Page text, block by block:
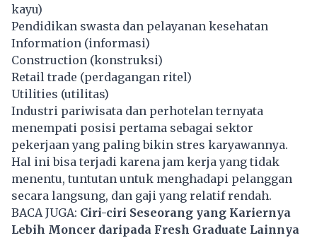
kayu)
Pendidikan swasta dan pelayanan kesehatan
Information (informasi)
Construction (konstruksi)
Retail trade (perdagangan ritel)
Utilities (utilitas)
Industri pariwisata dan perhotelan ternyata
menempati posisi pertama sebagai sektor
pekerjaan yang paling bikin stres karyawannya.
Hal ini bisa terjadi karena jam kerja yang tidak
menentu, tuntutan untuk menghadapi pelanggan
secara langsung, dan gaji yang relatif rendah.
BACA JUGA: Ciri-ciri Seseorang yang Kariernya
Lebih Moncer daripada Fresh Graduate Lainnya